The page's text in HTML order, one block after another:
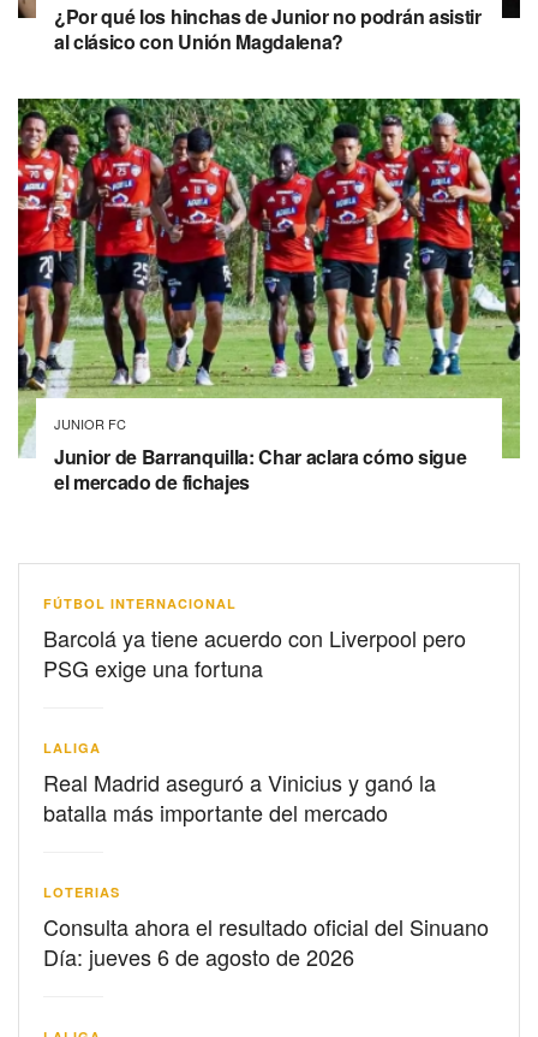
¿Por qué los hinchas de Junior no podrán asistir
al clásico con Unión Magdalena?
JUNIOR FC
Junior de Barranquilla: Char aclara cómo sigue
el mercado de fichajes
FÚTBOL INTERNACIONAL
Barcolá ya tiene acuerdo con Liverpool pero
PSG exige una fortuna
LALIGA
Real Madrid aseguró a Vinicius y ganó la
batalla más importante del mercado
LOTERIAS
Consulta ahora el resultado oficial del Sinuano
Día: jueves 6 de agosto de 2026